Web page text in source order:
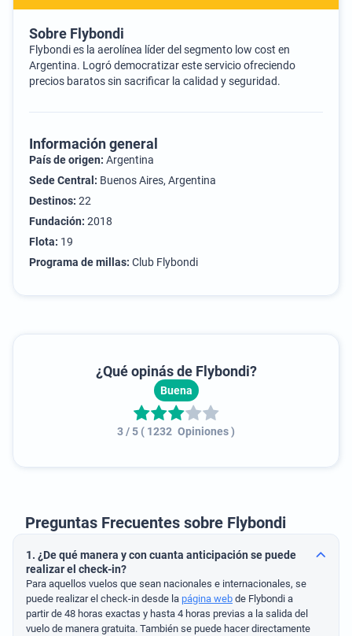
Sobre Flybondi
Flybondi es la aerolínea líder del segmento low cost en
Argentina. Logró democratizar este servicio ofreciendo
precios baratos sin sacrificar la calidad y seguridad.
Información general
País de origen: Argentina
Sede Central: Buenos Aires, Argentina
Destinos: 22
Fundación: 2018
Flota: 19
Programa de millas: Club Flybondi
¿Qué opinás de Flybondi?
Buena
3/ 5 ( 1232 Opiniones)
Preguntas Frecuentes sobre Flybondi
1. ¿De qué manera y con cuanta anticipación se puede
realizar el check-in?
Para aquellos vuelos que sean nacionales e internacionales, se
puede realizar el check-in desde la página web de Flybondi a
partir de 48 horas exactas y hasta 4 horas previas a la salida del
vuelo de manera gratuita. También se puede hacer directamente